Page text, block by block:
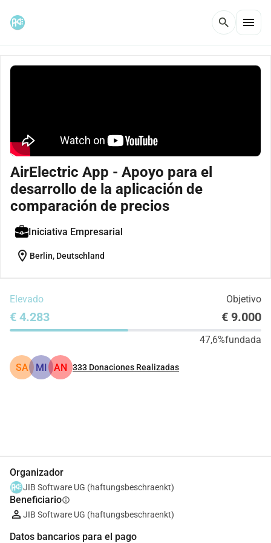
search menu
AirElectric App - Apoyo para el
desarrollo de la aplicación de
comparación de precios
Iniciativa Empresarial
location_on Berlin, Deutschland
Elevado Objetivo
€ 4.283 € 9.000
47,6%fundada
SA MI AN 333 Donaciones Realizadas
Organizador
JIB Software UG (haftungsbeschraenkt)
Beneficiarioinfo
JIB Software UG (haftungsbeschraenkt)
Datos bancarios para el pago